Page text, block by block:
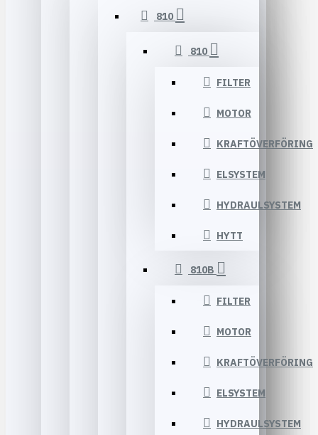
810
810
FILTER
MOTOR
KRAFTÖVERFÖRING
ELSYSTEM
HYDRAULSYSTEM
HYTT
810B
FILTER
MOTOR
KRAFTÖVERFÖRING
ELSYSTEM
HYDRAULSYSTEM